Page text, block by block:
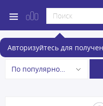
Авторизуйтесь для
Кухонные комбайны
По популярности